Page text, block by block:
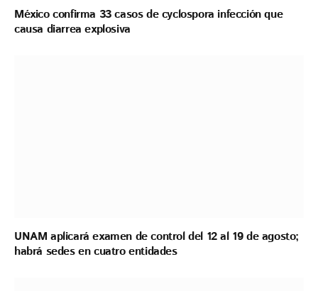
México confirma 33 casos de cyclospora infección que
causa diarrea explosiva
UNAM aplicará examen de control del 12 al 19 de agosto;
habrá sedes en cuatro entidades